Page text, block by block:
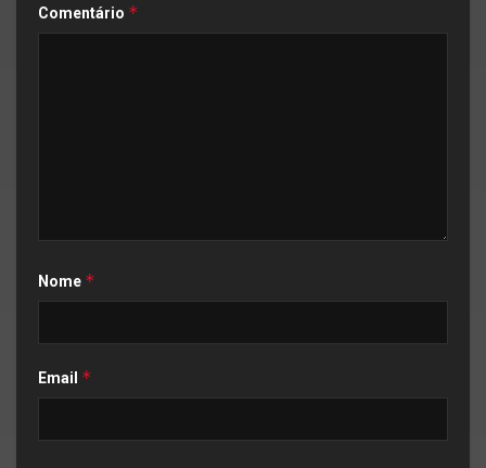
Comentário *
Nome *
Email *